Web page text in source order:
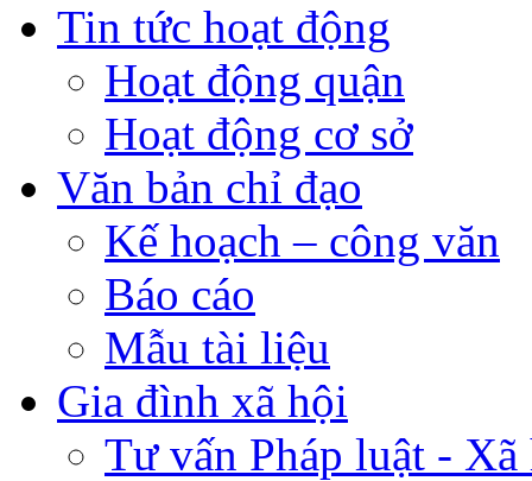
Tin tức hoạt động
Hoạt động quận
Hoạt động cơ sở
Văn bản chỉ đạo
Kế hoạch – công văn
Báo cáo
Mẫu tài liệu
Gia đình xã hội
Tư vấn Pháp luật - Xã